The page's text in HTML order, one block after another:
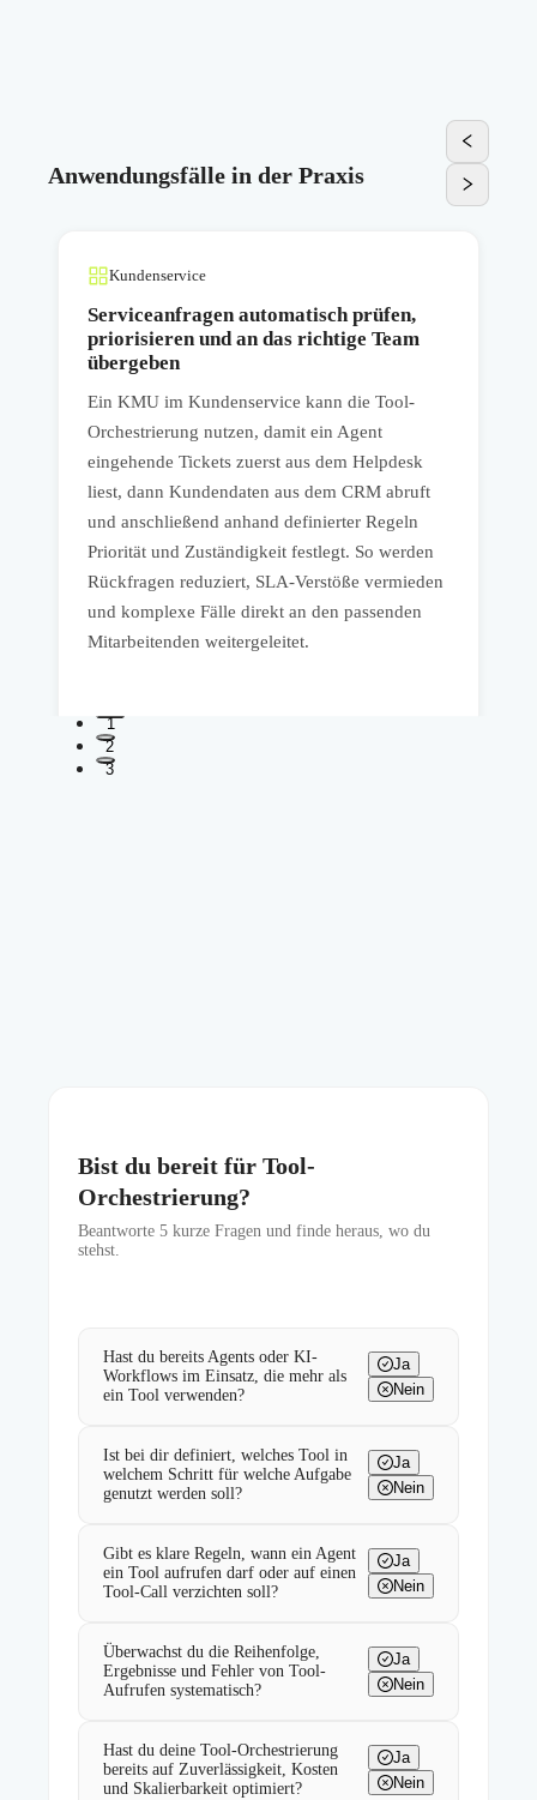
Anwendungsfälle in der Praxis
Kundenservice
Serviceanfragen automatisch prüfen,
priorisieren und an das richtige Team
übergeben
Ein KMU im Kundenservice kann die Tool-
Orchestrierung nutzen, damit ein Agent
eingehende Tickets zuerst aus dem Helpdesk
liest, dann Kundendaten aus dem CRM abruft
und anschließend anhand definierter Regeln
Priorität und Zuständigkeit festlegt. So werden
Rückfragen reduziert, SLA-Verstöße vermieden
und komplexe Fälle direkt an den passenden
Mitarbeitenden weitergeleitet.
1
2
3
Bist du bereit für Tool-
Orchestrierung?
Beantworte 5 kurze Fragen und finde heraus, wo du
stehst.
Hast du bereits Agents oder KI-
Workflows im Einsatz, die mehr als
ein Tool verwenden?
Ja
Nein
Ist bei dir definiert, welches Tool in
welchem Schritt für welche Aufgabe
genutzt werden soll?
Ja
Nein
Gibt es klare Regeln, wann ein Agent
ein Tool aufrufen darf oder auf einen
Tool-Call verzichten soll?
Ja
Nein
Überwachst du die Reihenfolge,
Ergebnisse und Fehler von Tool-
Aufrufen systematisch?
Ja
Nein
Hast du deine Tool-Orchestrierung
bereits auf Zuverlässigkeit, Kosten
und Skalierbarkeit optimiert?
Ja
Nein